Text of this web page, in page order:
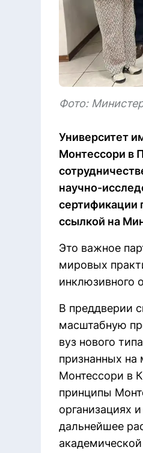
Фото:
Университет
Монтессори в
научно-
сертификации
ссылкой на
Это важное
мировых
инклюзивного
В преддверии
масштабную
вуз нового
признанных на
Монтессори в
принципы
организациях
дальнейшее